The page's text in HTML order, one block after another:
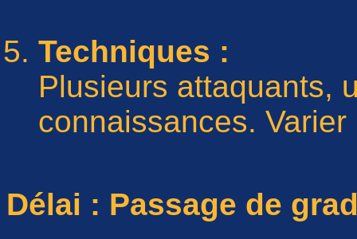
Techniques :
Plusieurs attaquants,
connaissances.
Délai : Passage de